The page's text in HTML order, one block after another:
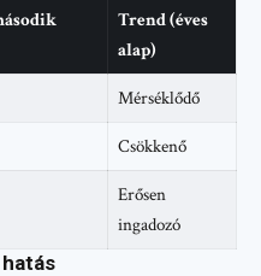
Trend (éves
alap)
Mérséklődő
Csökkenő
Erősen
ingadozó